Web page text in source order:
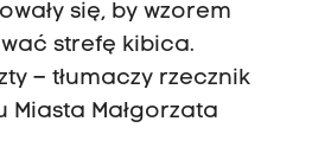
się, by wzorem
strefę kibica.
– tłumaczy rzecznik
Małgorzata